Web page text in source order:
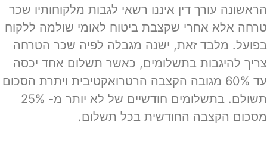
הראשונה עורך דין איננו רשאי לגבות מלקוחותיו שכר
טרחה אלא אחרי שקצבת ביטוח לאומי שולמה ללקוח
בפועל. מלבד זאת, ישנה מגבלה לפיה שכר הטרחה
צריך להיגבות בתשלומים, כאשר תשלום אחד יכסה
עד 60% מגובה הקצבה הרטרואקטיבית ויתרת הסכום
תשולם. בתשלומים חודשיים של לא יותר מ- 25%
מסכום הקצבה החודשית בכל תשלום.